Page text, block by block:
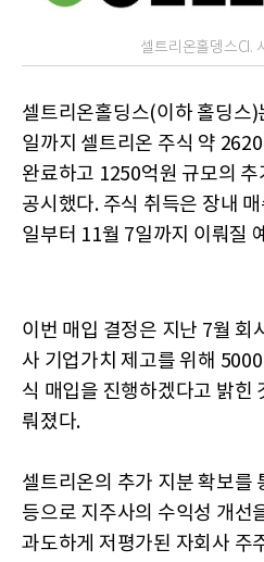
셀트리온홀뎅스CI.
셀트리온홀딩스(이하 홀딩스
일까지 셀트리온 주식 약
완료하고 1250억원 규모의
공시했다. 주식 취득은 장내
일부터 11월 7일까지 이뤄질
이번 매입 결정은 지난 7월 회
사 기업가치 제고를 위해
식 매입을 진행하겠다고 밝힌
뤄졌다.
셀트리온의 추가 지분 확보를
등으로 지주사의 수익성 개선
과도하게 저평가된 자회사 주